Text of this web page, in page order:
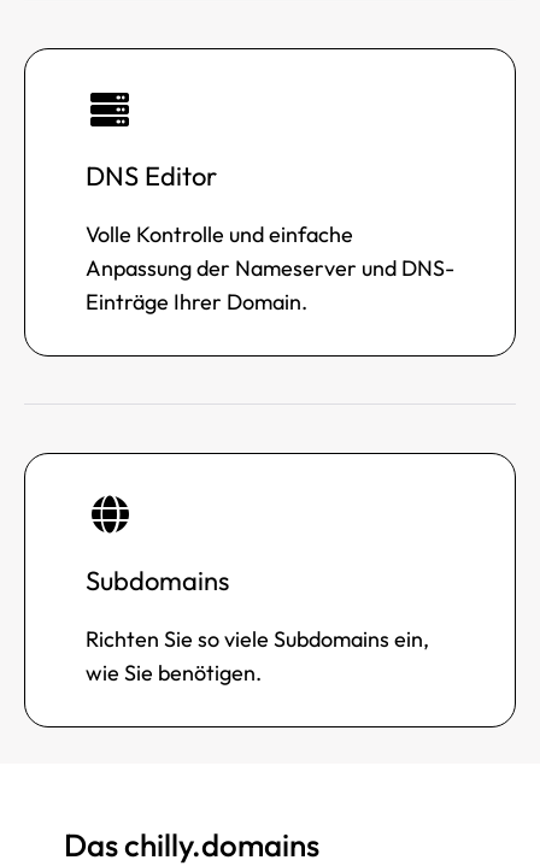
DNS Editor
Volle Kontrolle und einfache
Anpassung der Nameserver und DNS-
Einträge Ihrer Domain.
Subdomains
Richten Sie so viele Subdomains ein,
wie Sie benötigen.
Das chilly.domains